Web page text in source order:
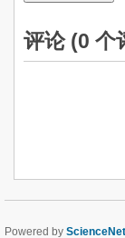
评论 (0 个
Powered by